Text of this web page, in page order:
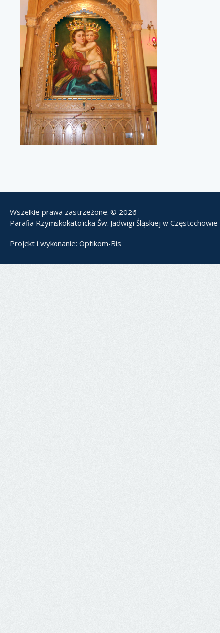
Wszelkie prawa zastrzeżone. © 2026
Parafia Rzymskokatolicka Św. Jadwigi Śląskiej w Częstochowie
Projekt i wykonanie: Optikom-Bis